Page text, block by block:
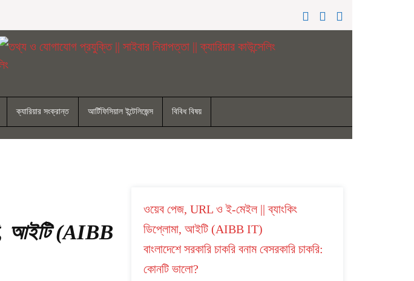
ক্যারিয়ার সংক্রান্ত আর্টিফিসিয়াল ইন্টেলিজেন্স বিবিধ বিষয়
আইটি (AIBB
ওয়েব পেজ, URL ও ই-মেইল || ব্যাংকিং
ডিপ্লোমা, আইটি (AIBB IT)
বাংলাদেশে সরকারি চাকরি বনাম বেসরকারি চাকরি:
কোনটি ভালো?